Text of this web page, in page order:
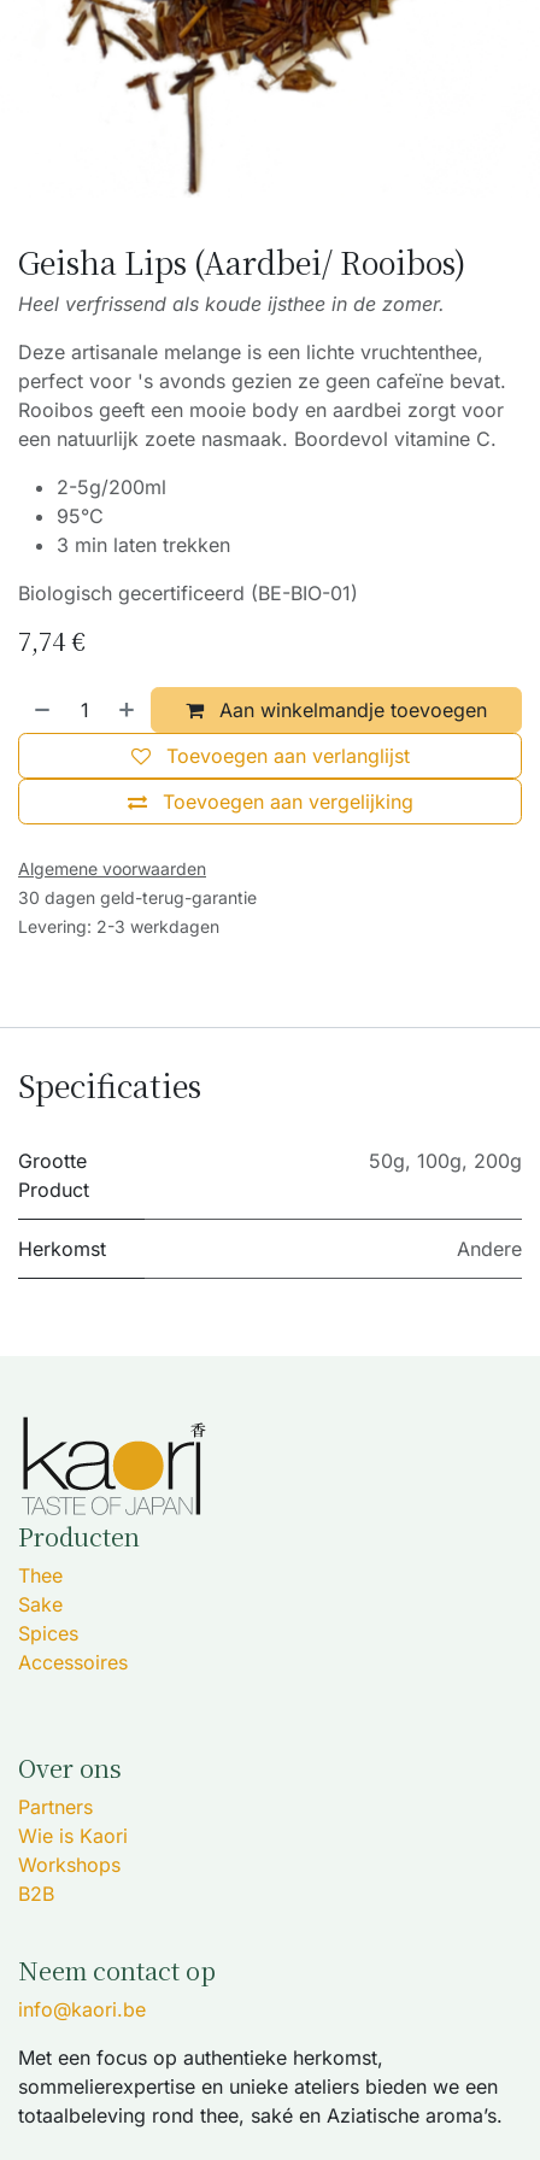
Geisha Lips (Aardbei/ Rooibos)
Heel verfrissend als koude ijsthee in de zomer.
Deze artisanale melange is een lichte vruchtenthee,
perfect voor 's avonds gezien ze geen cafeïne bevat.
Rooibos geeft een mooie body en aardbei zorgt voor
een natuurlijk zoete nasmaak. Boordevol vitamine C.
2-5g/200ml
95°C
3 min laten trekken
Biologisch gecertificeerd (BE-BIO-01)
7,74€
Aan winkelmandje toevoegen
Toevoegen aan vergelijking
Toevoegen aan verlanglijst
Algemene voorwaarden
30 dagen geld-terug-garantie
Levering: 2-3 werkdagen
Specificaties
Grootte
Product
50g, 100g, 200g
Herkomst Andere
Producten
Thee
Sake
Spices
Accessoires
Over ons
Partners
Wie is Kaori
Workshops
B2B
Neem contact op
info@kaori.be
Met een focus op authentieke herkomst,
sommelierexpertise en unieke ateliers bieden we een
totaalbeleving rond thee, saké en Aziatische aroma’s.